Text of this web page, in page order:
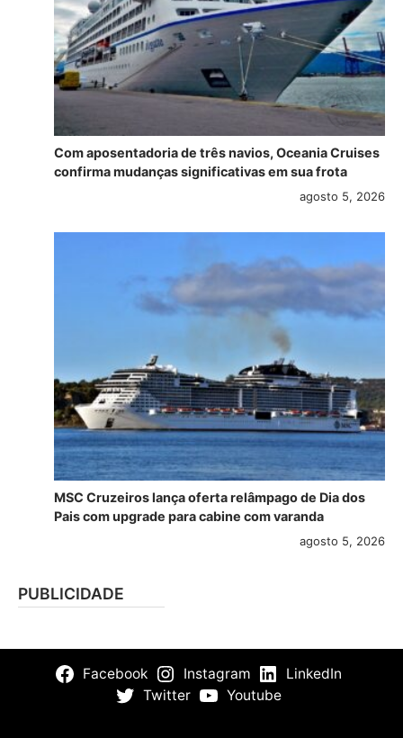
Com aposentadoria de três navios, Oceania Cruises
confirma mudanças significativas em sua frota
agosto 5, 2026
MSC Cruzeiros lança oferta relâmpago de Dia dos
Pais com upgrade para cabine com varanda
agosto 5, 2026
PUBLICIDADE
Facebook Instagram
LinkedIn
Twitter
Youtube